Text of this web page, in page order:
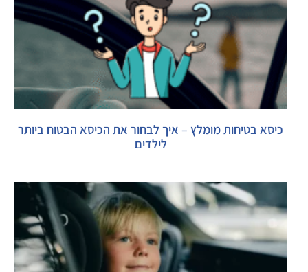
כיסא בטיחות מומלץ – איך לבחור את הכיסא הבטוח ביותר
לילדים